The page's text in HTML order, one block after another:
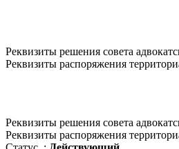
Реквизиты решения совета
Реквизиты распоряжения
Реквизиты решения совета
Реквизиты распоряжения